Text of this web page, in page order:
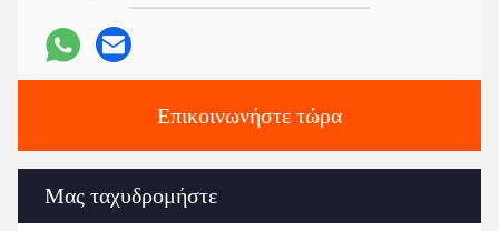
Επικοινωνήστε τώρα
Μας ταχυδρομήστε